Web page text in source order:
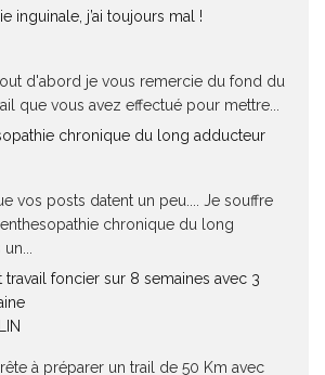
inguinale, j’ai toujours mal !
d'abord je vous remercie du fond du
que vous avez effectué pour mettre...
chronique du long adducteur
vos posts datent un peu.... Je souffre
chronique du long
travail foncier sur 8 semaines avec 3
à préparer un trail de 50 Km avec